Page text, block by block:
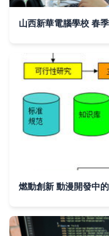
燃動創新 動漫開發中